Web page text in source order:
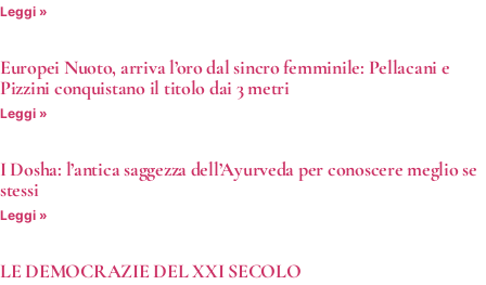
Leggi »
Europei Nuoto, arriva l’oro dal sincro femminile: Pellacani e
Pizzini conquistano il titolo dai 3 metri
Leggi »
I Dosha: l’antica saggezza dell’Ayurveda per conoscere meglio se
stessi
Leggi »
LE DEMOCRAZIE DEL XXI SECOLO